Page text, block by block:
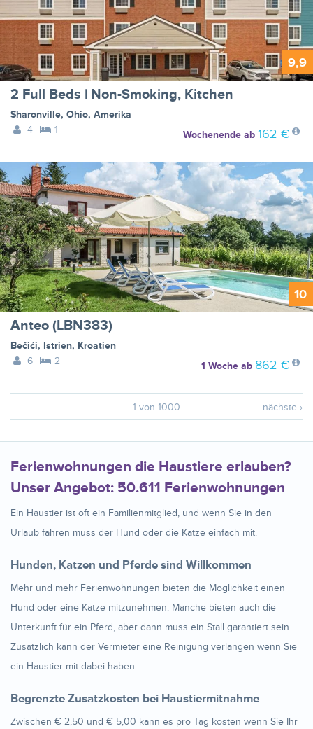
9,9
2 Full Beds | Non-Smoking, Kitchen
Sharonville, Ohio, Amerika
4
1 Wochenendeab 162 €
10
Anteo (LBN383)
Bečići, Istrien, Kroatien
6
2 1 Wocheab 862 €
1 von 1000 nächste ›
Ferienwohnungen die Haustiere erlauben?
Unser Angebot: 50.611 Ferienwohnungen
Ein Haustier ist oft ein Familienmitglied, und wenn Sie in den
Urlaub fahren muss der Hund oder die Katze einfach mit.
Hunden, Katzen und Pferde sind Willkommen
Mehr und mehr Ferienwohnungen bieten die Möglichkeit einen
Hund oder eine Katze mitzunehmen. Manche bieten auch die
Unterkunft für ein Pferd, aber dann muss ein Stall garantiert sein.
Zusätzlich kann der Vermieter eine Reinigung verlangen wenn Sie
ein Haustier mit dabei haben.
Begrenzte Zusatzkosten bei Haustiermitnahme
Zwischen € 2,50 und € 5,00 kann es pro Tag kosten wenn Sie Ihr